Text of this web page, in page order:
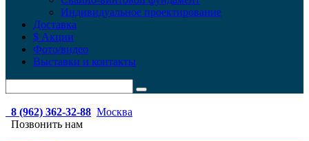
Индивидуальное проектирование
Доставка
$ Акции
Фото/видео
Выставки и контакты
8 (962) 362-32-88 Москва
Позвонить нам